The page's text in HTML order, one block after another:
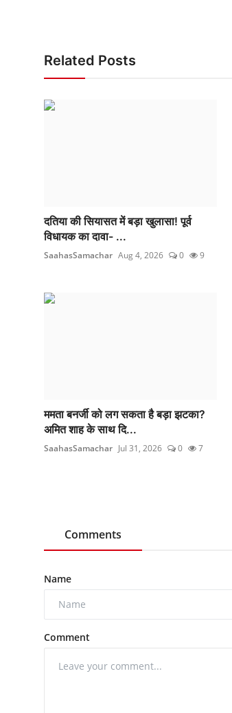
Related Posts
दतिया की सियासत में बड़ा खुलासा! पूर्व
विधायक का दावा- ...
SaahasSamachar Aug 4, 2026 0 9
ममता बनर्जी को लग सकता है बड़ा झटका?
अमित शाह के साथ दि...
SaahasSamachar Jul 31, 2026 0 7
Comments
Name
Comment